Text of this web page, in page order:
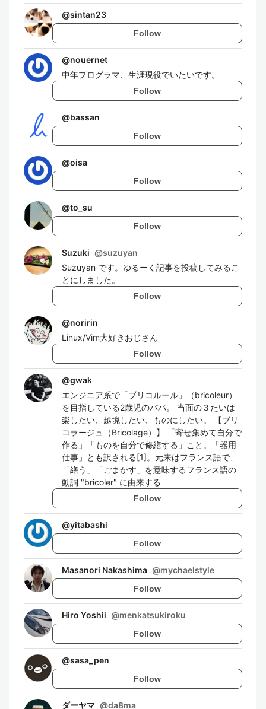
@sintan23
Follow
@nouernet
中年プログラマ、生涯現役でいたいです。
Follow
@bassan
Follow
@oisa
Follow
@to_su
Follow
Suzuki @suzuyan
Suzuyan です。ゆるーく記事を投稿してみるこ
とにしました。
Follow
@noririn
Linux/Vim大好きおじさん
Follow
@gwak
エンジニア系で「ブリコルール」（bricoleur）
を目指している2歳児のパパ。 当面の３たいは
楽したい、越境したい、ものにしたい。 【ブリ
コラージュ（Bricolage）】 「寄せ集めて自分で
作る」「ものを自分で修繕する」こと。「器用
仕事」とも訳される[1]。元来はフランス語で、
「繕う」「ごまかす」を意味するフランス語の
動詞 "bricoler" に由来する
Follow
@yitabashi
Follow
Masanori Nakashima @mychaelstyle
Follow
Hiro Yoshii @menkatsukiroku
Follow
@sasa_pen
Follow
ダーヤマ @da8ma